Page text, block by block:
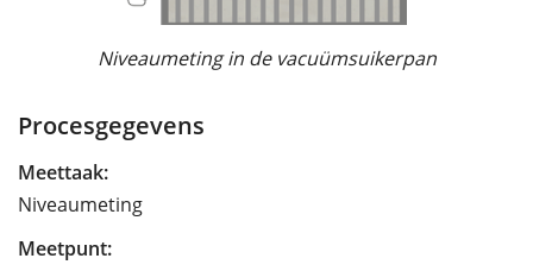
Niveaumeting in de vacuümsuikerpan
Procesgegevens
Meettaak:
Niveaumeting
Meetpunt: